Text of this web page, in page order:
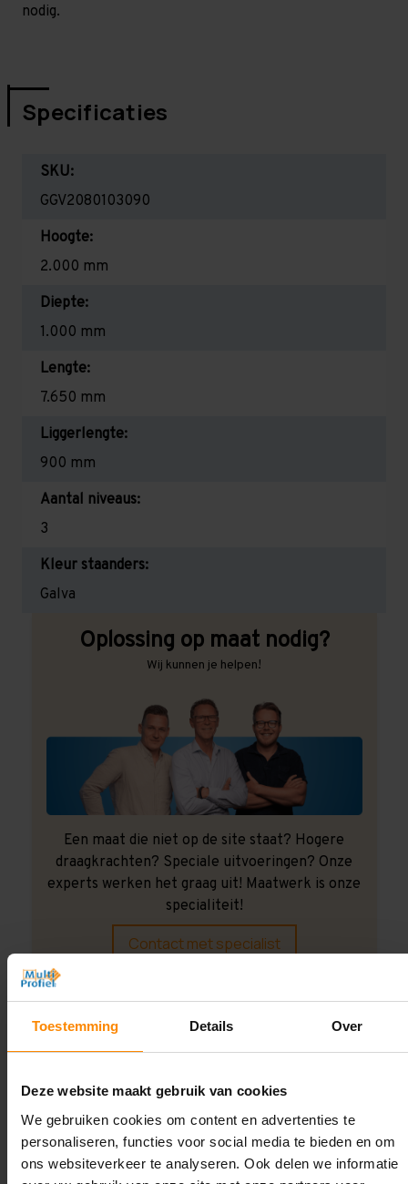
Toestemming Details Over
Deze website maakt gebruik van cookies
We gebruiken cookies om content en advertenties te
personaliseren, functies voor social media te bieden en om
ons websiteverkeer te analyseren. Ook delen we informatie
nodig.
Specificaties
SKU:
GGV2080103090
Hoogte:
2.000 mm
Diepte:
1.000 mm
Lengte:
7.650 mm
Liggerlengte:
900 mm
Aantal niveaus:
3
Kleur staanders:
Galva
Oplossing op maat nodig?
Wij kunnen je helpen!
Een maat die niet op de site staat? Hogere
draagkrachten? Speciale uitvoeringen? Onze
experts werken het graag uit! Maatwerk is onze
specialiteit!
Contact met specialist
Montage uitbesteden?
Laat ons het doen!